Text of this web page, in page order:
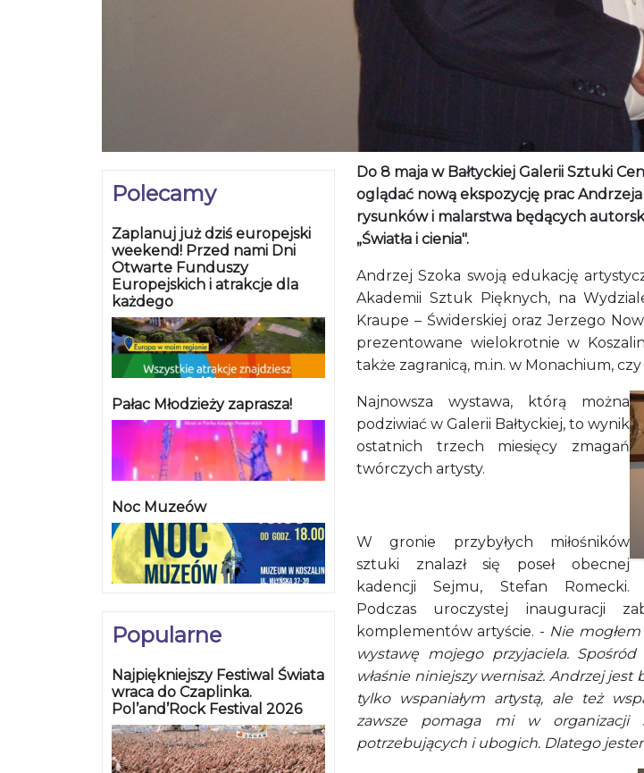
Polecamy
Zaplanuj już dziś europejski
weekend! Przed nami Dni
Otwarte Funduszy
Europejskich i atrakcje dla
każdego
Pałac Młodzieży zaprasza!
Noc Muzeów
Popularne
Najpiękniejszy Festiwal Świata
wraca do Czaplinka.
Pol’and’Rock Festival 2026
Do 8 maja w Bałtyckiej Galerii Sztuki
oglądać nową ekspozycję prac Andrzeja
rysunków i malarstwa będących
„Światła i cienia".
Andrzej Szoka swoją edukację
Akademii Sztuk Pięknych, na
Kraupe – Świderskiej oraz Jerzego
prezentowane wielokrotnie w
także zagranicą, m.in. w Monachium,
Najnowsza wystawa, którą można
podziwiać w Galerii Bałtyckiej, to wynik
ostatnich trzech miesięcy zmagań
twórczych artysty.
W gronie przybyłych miłośników
sztuki znalazł się poseł obecnej
kadencji Sejmu, Stefan Romecki.
Podczas uroczystej inauguracji
komplementów artyście. - Nie
wystawę mojego przyjaciela.
właśnie niniejszy wernisaż. Andrzej
tylko wspaniałym artystą, ale też
zawsze pomaga mi w organizacji
potrzebujących i ubogich. Dlatego